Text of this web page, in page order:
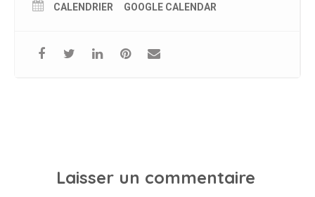
CALENDRIER GOOGLE CALENDAR
Laisser un commentaire